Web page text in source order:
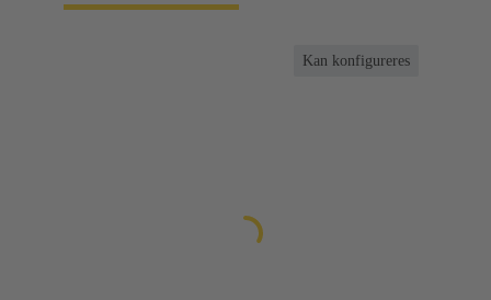
Kan konfigureres